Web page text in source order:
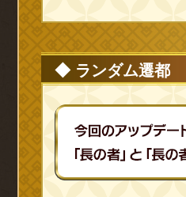
◆ ランダム遷都